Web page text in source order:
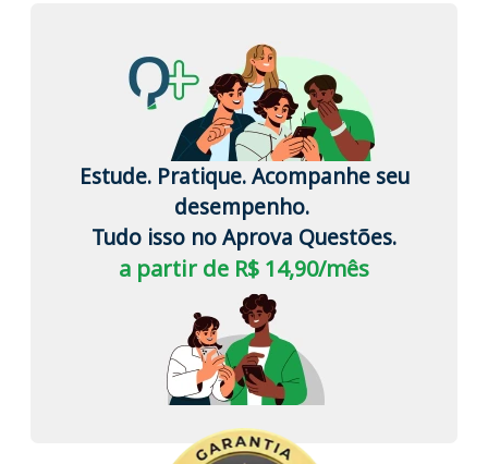
Estude. Pratique. Acompanhe seu
desempenho.
Tudo isso no Aprova Questões.
a partir de R$ 14,90/mês